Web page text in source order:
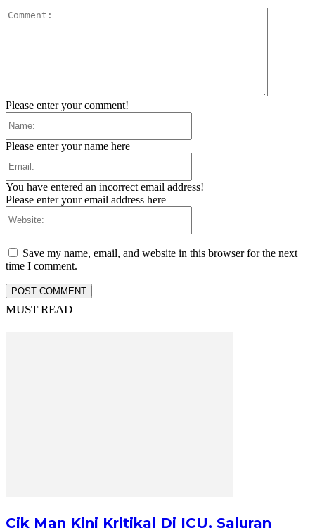
Please enter your comment!
Please enter your name here
You have entered an incorrect email address!
Please enter your email address here
Save my name, email, and website in this browser for the next
time I comment.
MUST READ
Cik Man Kini Kritikal Di ICU, Saluran